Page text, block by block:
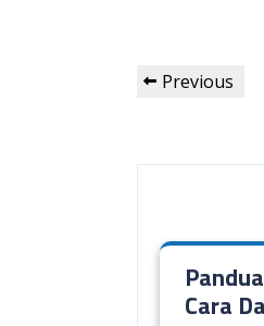
Post
navigation
Previous
Previous
Cara